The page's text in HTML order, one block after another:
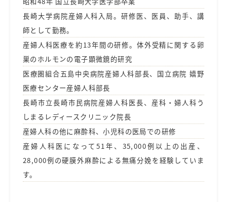
長崎大学病院産婦人科入局。研修医、医員、助手、講
師として勤務。
産婦人科医療を約13年間の研修。体外受精に関する卵
巣のホルモンの電子顕微鏡的研究
医療圏組合五島中央病院産婦人科部長、国立病院 嬉野
医療センター産婦人科部長
長崎市立長崎市民病院産婦人科医長、産科・婦人科う
しまるレディースクリニック院長
産婦人科の他に麻酔科、小児科の医局での研修
産婦人科医になって51年、35,000例以上の出産、
28,000例の硬膜外麻酔による無痛分娩を経験していま
す。